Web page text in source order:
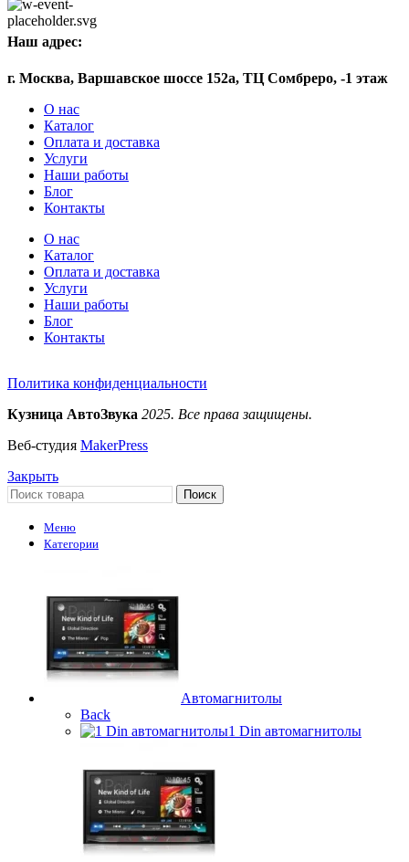
Наш адрес:
г. Москва, Варшавское шоссе 152а, ТЦ Сомбреро, -1 этаж
О нас
Каталог
Оплата и доставка
Услуги
Наши работы
Блог
Контакты
О нас
Каталог
Оплата и доставка
Услуги
Наши работы
Блог
Контакты
Политика конфиденциальности
Кузница АвтоЗвука 2025. Все права защищены.
Веб-студия MakerPress
Закрыть
Поиск
Меню
Категории
Автомагнитолы
Back
1 Din автомагнитолы